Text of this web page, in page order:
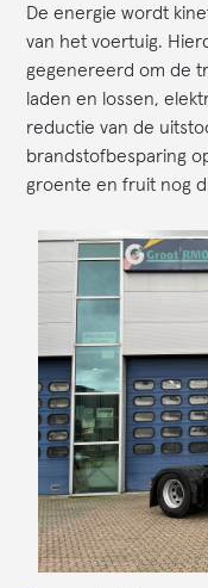
De energie wordt
van het voertuig.
gegenereerd om de
laden en lossen,
reductie van de
brandstofbesparing
groente en fruit nog